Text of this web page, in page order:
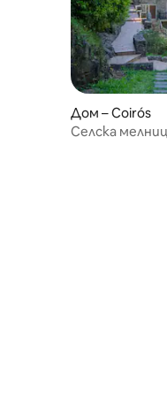
Дом – Coirós
Селска